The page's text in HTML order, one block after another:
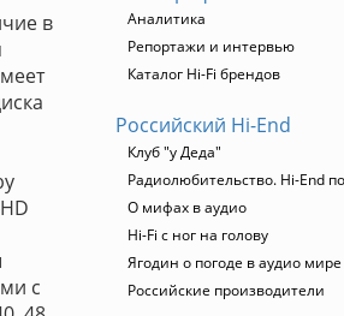
в
с
Аналитика
Репортажи и интервью
Каталог Hi-Fi брендов
Российский Hi-End
Клуб "у Деда"
Радиолюбительство. Hi-End
О мифах в аудио
Hi-Fi с ног на голову
Ягодин о погоде в аудио мире
Российские производители